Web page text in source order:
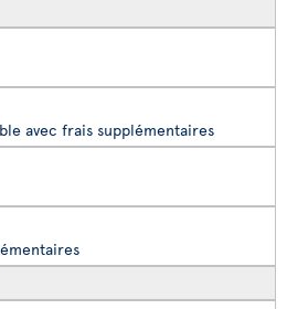
avec frais supplémentaires